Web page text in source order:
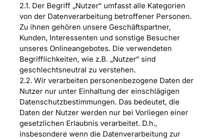
2.1. Der Begriff „Nutzer“ umfasst alle Kategorien
von der Datenverarbeitung betroffener Personen.
Zu ihnen gehören unsere Geschäftspartner,
Kunden, Interessenten und sonstige Besucher
unseres Onlineangebotes. Die verwendeten
Begrifflichkeiten, wie z.B. „Nutzer“ sind
geschlechtsneutral zu verstehen.
2.2. Wir verarbeiten personenbezogene Daten der
Nutzer nur unter Einhaltung der einschlägigen
Datenschutzbestimmungen. Das bedeutet, die
Daten der Nutzer werden nur bei Vorliegen einer
gesetzlichen Erlaubnis verarbeitet. D.h.,
insbesondere wenn die Datenverarbeitung zur